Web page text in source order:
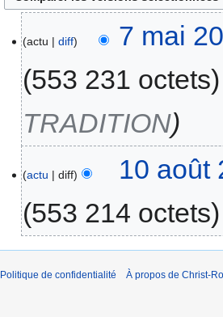
actu diff
7 mai
553 231 octets
TRADITION
actu diff
10 août
553 214 octets
Politique de confidentialité À propos de Christ-